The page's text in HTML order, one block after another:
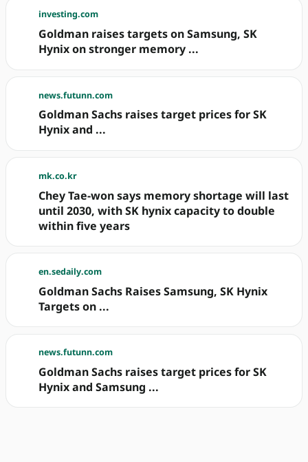
investing.com
Goldman raises targets on Samsung, SK
Hynix on stronger memory ...
news.futunn.com
Goldman Sachs raises target prices for SK
Hynix and ...
mk.co.kr
Chey Tae-won says memory shortage will last
until 2030, with SK hynix capacity to double
within five years
en.sedaily.com
Goldman Sachs Raises Samsung, SK Hynix
Targets on ...
news.futunn.com
Goldman Sachs raises target prices for SK
Hynix and Samsung ...